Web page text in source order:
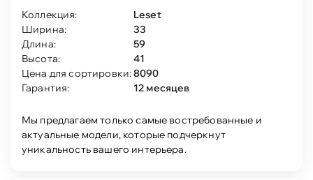
Коллекция:
Leset
Ширина:
33
Длина:
59
Высота:
41
Цена для сортировки:8090
Гарантия:
12 месяцев
Мы предлагаем только самые востребованные и
актуальные модели, которые подчеркнут
уникальность вашего интерьера.